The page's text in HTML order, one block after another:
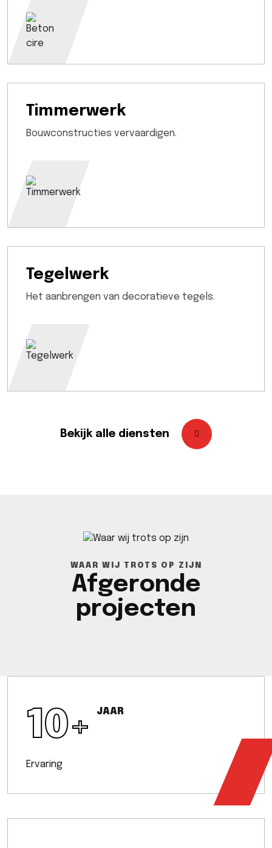
Timmerwerk
Bouwconstructies vervaardigen.
Tegelwerk
Het aanbrengen van decoratieve tegels.
Bekijk alle diensten
WAAR WIJ TROTS OP ZIJN
Afgeronde
projecten
10+ JAAR
Ervaring